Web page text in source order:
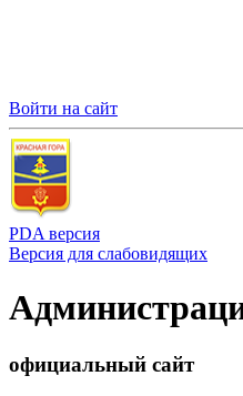
Войти на сайт
PDA версия
Версия для слабовидящих
официальный сайт